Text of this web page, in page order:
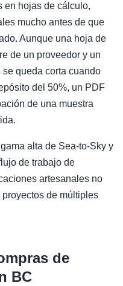
en hojas de cálculo,
mucho antes de que
Aunque una hoja de
de un proveedor y un
queda corta cuando
del 50%, un PDF
de una muestra
alta de Sea-to-Sky y
de trabajo de
artesanales no
de múltiples
de
BC